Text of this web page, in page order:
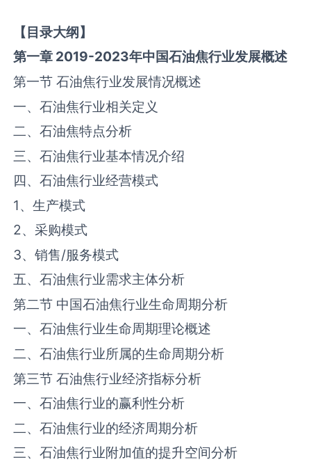
【目录大纲】
第一章 2019-2023年中国石油焦行业发展概述
第一节 石油焦行业发展情况概述
一、石油焦行业相关定义
二、石油焦特点分析
三、石油焦行业基本情况介绍
四、石油焦行业经营模式
1、生产模式
2、采购模式
3、销售/服务模式
五、石油焦行业需求主体分析
第二节 中国石油焦行业生命周期分析
一、石油焦行业生命周期理论概述
二、石油焦行业所属的生命周期分析
第三节 石油焦行业经济指标分析
一、石油焦行业的赢利性分析
二、石油焦行业的经济周期分析
三、石油焦行业附加值的提升空间分析